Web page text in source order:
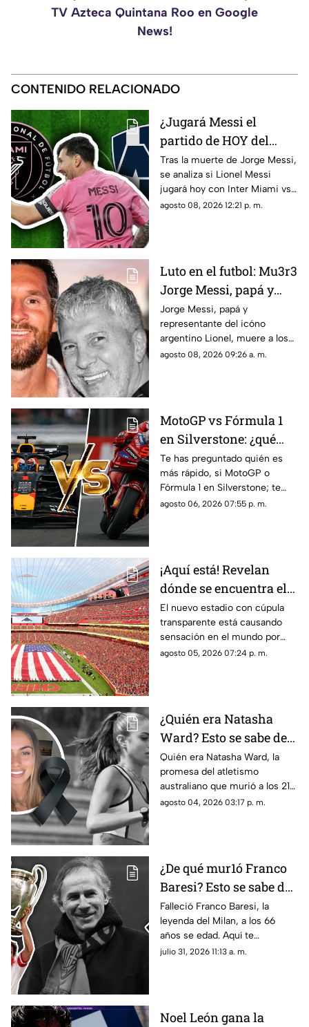
TV Azteca Quintana Roo en Google
News!
CONTENIDO RELACIONADO
¿Jugará Messi el
partido de HOY del
Inter Miami vs
Monterrey tras la
muerte de su padre?
Esto se sabe
Tras la muerte de Jorge Messi,
se analiza si Lionel Messi
jugará hoy con Inter Miami vs
Monterrey por la Leagues Cup.
agosto 08, 2026 12:21 p. m.
Luto en el futbol: Mu3r3
Jorge Messi, papá y
representante de
Lionel, a los 68 años de
edad; esto se sabe
Jorge Messi, papá y
representante del icóno
argentino Lionel, muere a los
68 años de edad. Aquí te
agosto 08, 2026 09:26 a. m.
MotoGP vs Fórmula 1
en Silverstone: ¿qué
categoría es más rápida
y por cuánto?
Te has preguntado quién es
más rápido, si MotoGP o
Fórmula 1 en Silverstone; te
contamos los horarios del GP
agosto 06, 2026 07:55 p. m.
¡Aquí está! Revelan
dónde se encuentra el
estadio con cúpula
transparente
El nuevo estadio con cúpula
transparente está causando
sensación en el mundo por
cómo luce y aquí te contamos
agosto 05, 2026 07:24 p. m.
¿Quién era Natasha
Ward? Esto se sabe de
la mu3rt3 de la joven
promesa del atletismo
a los 21 años
Quién era Natasha Ward, la
promesa del atletismo
australiano que murió a los 21
años. Conoce su trayectoria,
agosto 04, 2026 03:17 p. m.
¿De qué mur1ó Franco
Baresi? Esto se sabe del
fallecimiento de la
leyenda del Milan a los
66 años de edad
Falleció Franco Baresi, la
leyenda del Milan, a los 66
años se edad. Aquí te
compartimos todos los
julio 31, 2026 11:13 a. m.
Noel León gana la